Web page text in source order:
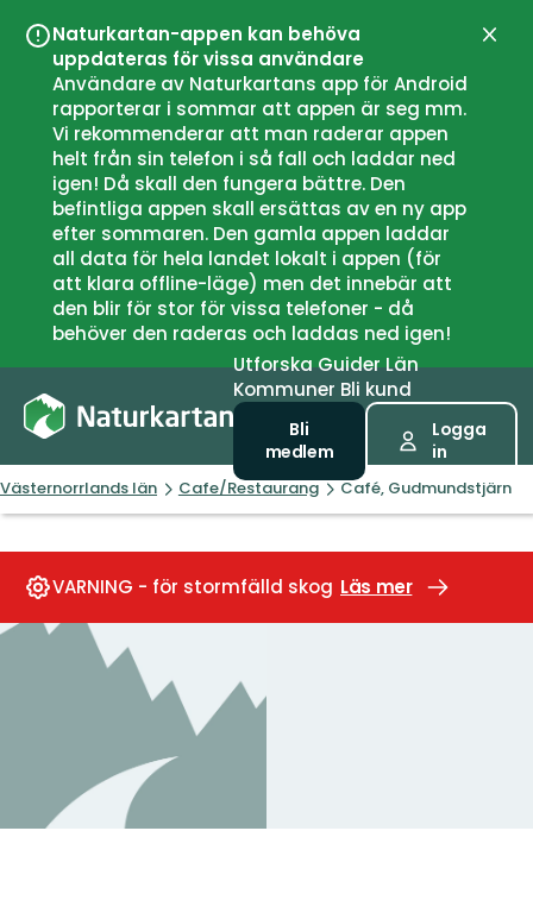
Naturkartan-appen kan behöva
uppdateras för vissa användare
Användare av Naturkartans app för Android
rapporterar i sommar att appen är seg mm.
Vi rekommenderar att man raderar appen
helt från sin telefon i så fall och laddar ned
igen! Då skall den fungera bättre. Den
befintliga appen skall ersättas av en ny app
efter sommaren. Den gamla appen laddar
all data för hela landet lokalt i appen (för
att klara offline-läge) men det innebär att
den blir för stor för vissa telefoner - då
behöver den raderas och laddas ned igen!
UtforskaGuiderLän
Kommuner Bli kund
Bli
medlem
Logga
in
Västernorrlands län Cafe/Restaurang Café, Gudmundstjärn
VARNING - för stormfälld skog Läs mer